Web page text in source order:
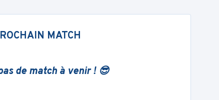
MATCH
de match à venir ! 😎